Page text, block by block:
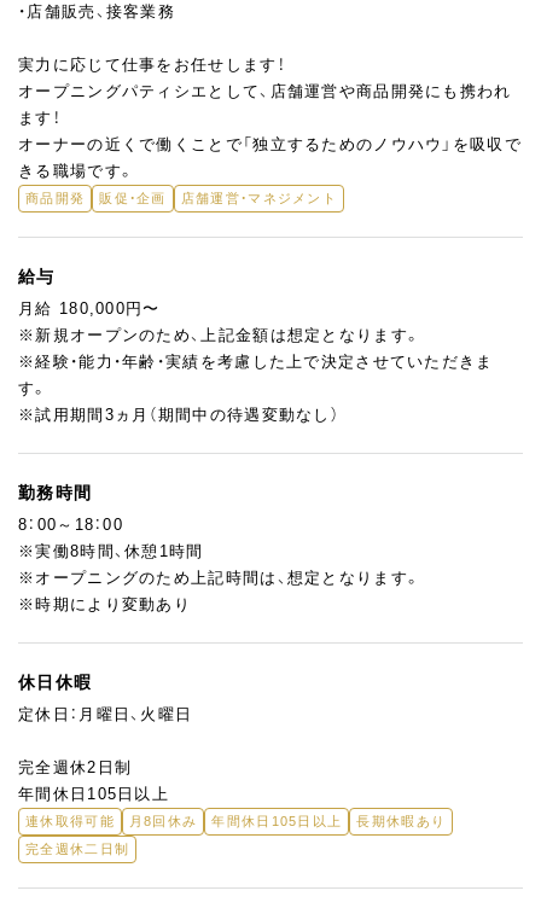
・店舗販売、接客業務
実力に応じて仕事をお任せします！
オープニングパティシエとして、店舗運営や商品開発にも携われ
ます！
オーナーの近くで働くことで「独立するためのノウハウ」を吸収で
きる職場です。
商品開発 販促・企画 店舗運営・マネジメント
給与
月給 180,000円〜
※新規オープンのため、上記金額は想定となります。
※経験・能力・年齢・実績を考慮した上で決定させていただきま
す。
※試用期間3ヵ月（期間中の待遇変動なし）
勤務時間
8：00～18：00
※実働8時間、休憩1時間
※オープニングのため上記時間は、想定となります。
※時期により変動あり
休日休暇
定休日：月曜日、火曜日
完全週休2日制
年間休日105日以上
連休取得可能 月8回休み 年間休日105日以上
長期休暇あり
完全週休二日制